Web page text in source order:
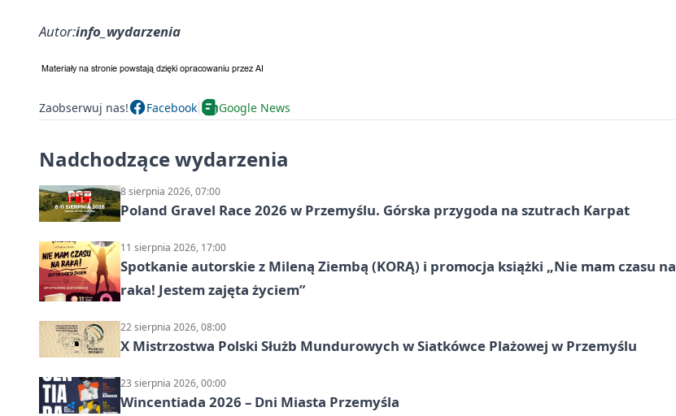
Autor:info_wydarzenia
Zaobserwuj nas! Facebook Google News
Nadchodzące wydarzenia
8 sierpnia 2026, 07:00
Poland Gravel Race 2026 w Przemyślu. Górska przygoda na szutrach Karpat
11 sierpnia 2026, 17:00
Spotkanie autorskie z Mileną Ziembą (KORĄ) i promocja książki „Nie mam czasu na
raka! Jestem zajęta życiem”
22 sierpnia 2026, 08:00
X Mistrzostwa Polski Służb Mundurowych w Siatkówce Plażowej w Przemyślu
23 sierpnia 2026, 00:00
Wincentiada 2026 – Dni Miasta Przemyśla